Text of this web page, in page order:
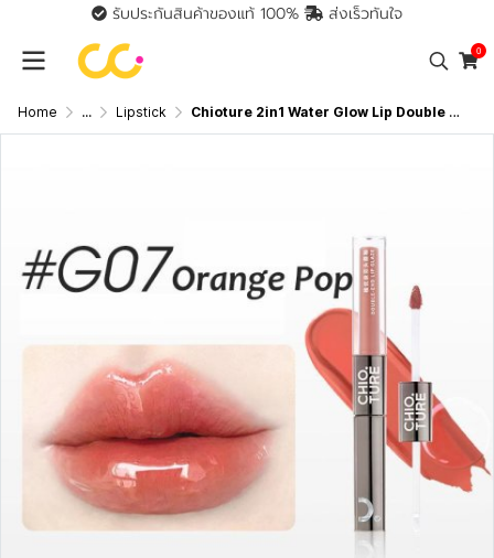
รับประกันสินค้าของแท้ 100% ส่งเร็วทันใจ
0
Home ... Lipstick Chioture 2in1 Water Glow Lip Double Touch Lipstick ชิวทรู ลิป2 หัว 2 in 1